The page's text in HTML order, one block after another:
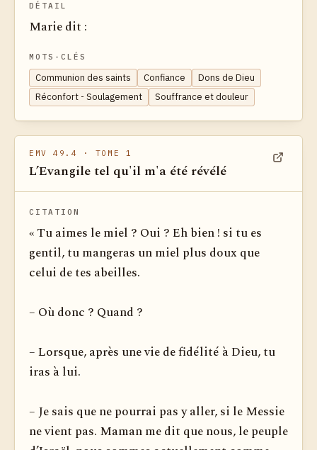
DÉTAIL
Marie dit :
MOTS-CLÉS
Communion des saints Confiance
Dons de Dieu
Réconfort - Soulagement
Souffrance et douleur
EMV 49.4 · TOME 1
L’Evangile tel qu'il m'a été révélé
CITATION
« Tu aimes le miel ? Oui ? Eh bien ! si tu es
gentil, tu mangeras un miel plus doux que
celui de tes abeilles.
– Où donc ? Quand ?
– Lorsque, après une vie de fidélité à Dieu, tu
iras à lui.
– Je sais que ne pourrai pas y aller, si le Messie
ne vient pas. Maman me dit que nous, le peuple